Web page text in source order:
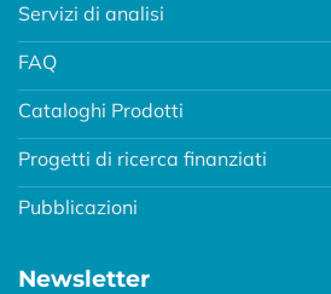
Servizi di analisi
FAQ
Cataloghi Prodotti
Progetti di ricerca finanziati
Pubblicazioni
Newsletter